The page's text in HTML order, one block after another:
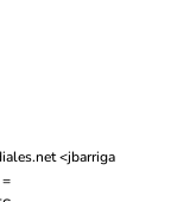
<jbarriga